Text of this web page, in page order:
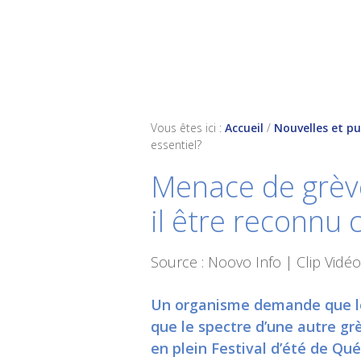
Vous êtes ici : Accueil / Nouvelles et
essentiel?
Menace de
il être reconnu
Source : Noovo Info | Clip Vidéo
Un organisme demande que
que le spectre d’une autre
en plein Festival d’été de